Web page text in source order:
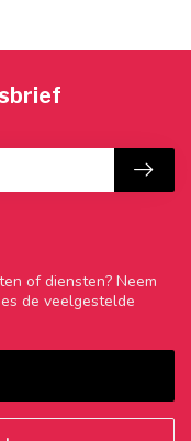
of diensten? Neem
de veelgestelde